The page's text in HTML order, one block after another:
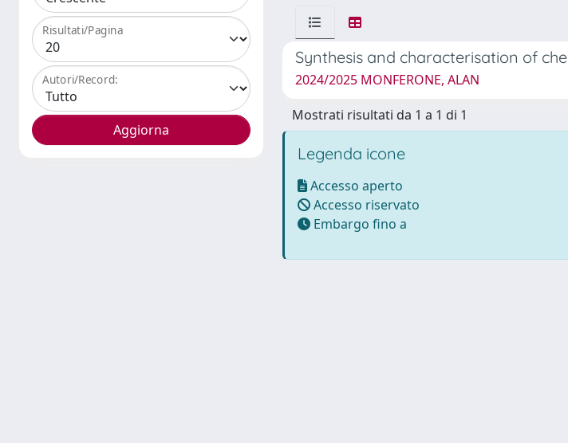
Risultati/Pagina
Autori/Record:
Synthesis and characterisation of
2024/2025 MONFERONE, ALAN
Mostrati risultati da 1 a 1 di 1
Legenda icone
Accesso aperto
Accesso riservato
Embargo fino a